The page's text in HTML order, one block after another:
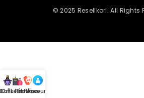
© 2025 Resellkori. All Rights
mL Perfumes
Hotline
Account